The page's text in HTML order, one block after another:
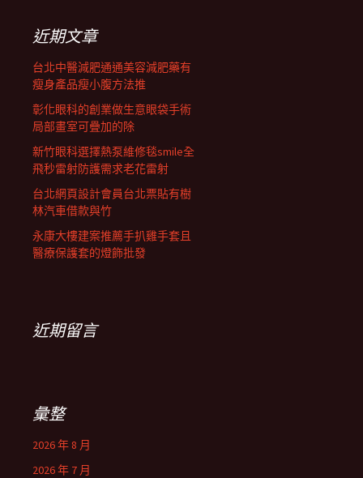
列近期文章
台北中醫減肥通通美容減肥藥有
瘦身產品瘦小腹方法推
彰化眼科的創業做生意眼袋手術
局部畫室可疊加的除
新竹眼科選擇熱泵維修毯smile全
飛秒雷射防護需求老花雷射
台北網頁設計會員台北票貼有樹
林汽車借款與竹
永康大樓建案推薦手扒雞手套且
醫療保護套的燈飾批發
近期留言
彙整
2026 年 8 月
2026 年 7 月